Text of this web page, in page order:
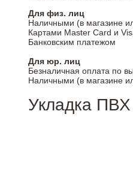
Для физ. лиц
Наличными (в магазине
Картами Master Card и
Банковским платежом
Для юр. лиц
Безналичная оплата по
Наличными (в магазине
Укладка ПВХ